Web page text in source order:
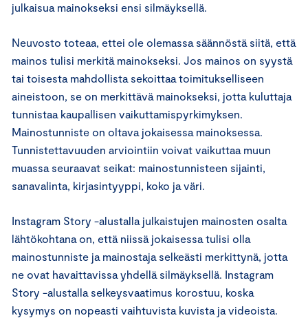
julkaisua mainokseksi ensi silmäyksellä.
Neuvosto toteaa, ettei ole olemassa säännöstä siitä, että
mainos tulisi merkitä mainokseksi. Jos mainos on syystä
tai toisesta mahdollista sekoittaa toimitukselliseen
aineistoon, se on merkittävä mainokseksi, jotta kuluttaja
tunnistaa kaupallisen vaikuttamispyrkimyksen.
Mainostunniste on oltava jokaisessa mainoksessa.
Tunnistettavuuden arviointiin voivat vaikuttaa muun
muassa seuraavat seikat: mainostunnisteen sijainti,
sanavalinta, kirjasintyyppi, koko ja väri.
Instagram Story -alustalla julkaistujen mainosten osalta
lähtökohtana on, että niissä jokaisessa tulisi olla
mainostunniste ja mainostaja selkeästi merkittynä, jotta
ne ovat havaittavissa yhdellä silmäyksellä. Instagram
Story -alustalla selkeysvaatimus korostuu, koska
kysymys on nopeasti vaihtuvista kuvista ja videoista.